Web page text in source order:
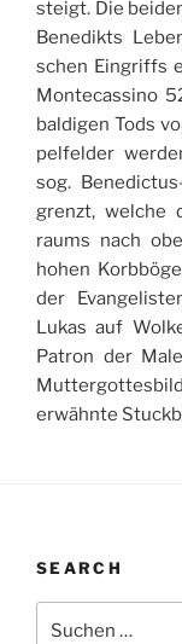
steigt. Die
Bene­dikts
schen Ein­griffs
Mon­te­cas­si­no
bal­di­gen Tods
pel­fel­der
sog.
grenzt, wel­che
raums nach
hohen
der
Lukas auf
Patron der
erwähn­te
SEARCH